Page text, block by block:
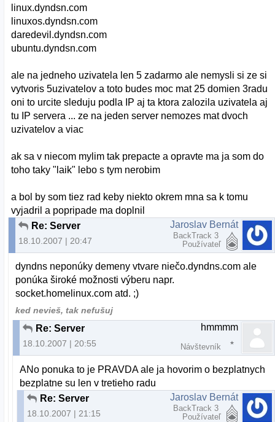
linux.dyndsn.com
linuxos.dyndsn.com
daredevil.dyndsn.com
ubuntu.dyndsn.com
ale na jedneho uzivatela len 5 zadarmo ale nemysli si ze si
vytvoris 5uzivatelov a toto budes moc mat 25 domien 3radu
oni to urcite sleduju podla IP aj ta ktora zalozila uzivatela aj
tu IP servera ... ze na jeden server nemozes mat dvoch
uzivatelov a viac
ak sa v niecom mylim tak prepacte a opravte ma ja som do
toho taky "laik" lebo s tym nerobim
a bol by som tiez rad keby niekto okrem mna sa k tomu
vyjadril a popripade ma doplnil
Re: Server
18.10.2007 | 20:47
Jaroslav Bernát
BackTrack 3
Používateľ
dyndns neponúky demeny vtvare niečo.dyndns.com ale
ponúka široké možnosti výberu napr.
socket.homelinux.com atd. ;)
ked nevieš, tak nefušuj
Re: Server
18.10.2007 | 20:55
hmmmm
Návštevník
ANo ponuka to je PRAVDA ale ja hovorim o bezplatnych
bezplatne su len v tretieho radu
Re: Server
18.10.2007 | 21:15
Jaroslav Bernát
BackTrack 3
Používateľ